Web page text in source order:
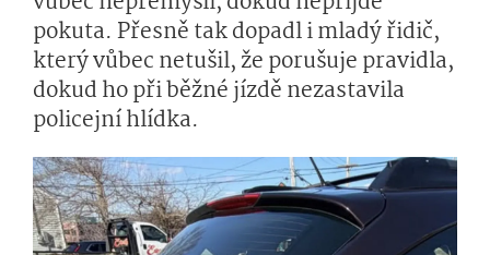
pokuta. Přesně tak dopadl i mladý řidič,
který vůbec netušil, že porušuje pravidla,
dokud ho při běžné jízdě nezastavila
policejní hlídka.